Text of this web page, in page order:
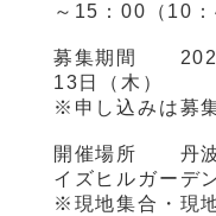
～ 15 ：00 （ 10 ：
募集期間
13 日（木）
※申し込みは募
開催場所 丹波
イズヒルガーデ
※現地集合・現